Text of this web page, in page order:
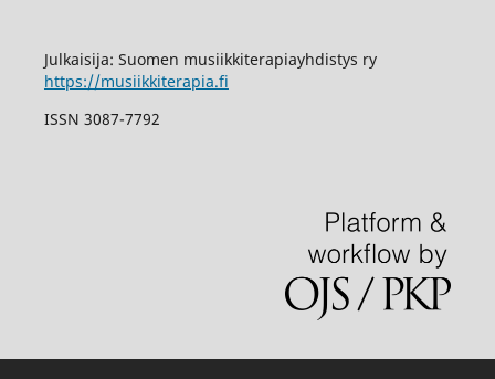
Julkaisija: Suomen musiikkiterapiayhdistys ry
https://musiikkiterapia.fi
ISSN 3087-7792